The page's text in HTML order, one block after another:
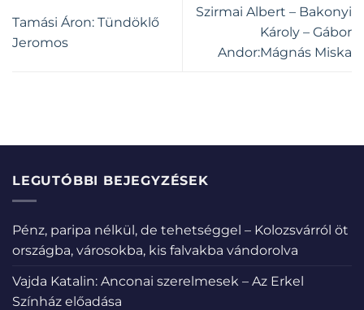
Tamási Áron: Tündöklő
Jeromos
Szirmai Albert – Bakonyi
Károly – Gábor
Andor:Mágnás Miska
LEGUTÓBBI BEJEGYZÉSEK
Pénz, paripa nélkül, de tehetséggel – Kolozsvárról öt
országba, városokba, kis falvakba vándorolva
Vajda Katalin: Anconai szerelmesek – Az Erkel
Színház előadása